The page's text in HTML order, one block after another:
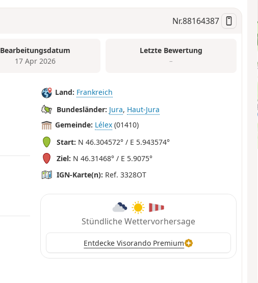
Nr.88164387
Bearbeitungsdatum
17 Apr 2026
Letzte Bewertung
–
Land: Frankreich
Bundesländer: Jura, Haut-Jura
Gemeinde: Lélex (01410)
Start: N 46.304572° / E 5.943574°
Ziel: N 46.31468° / E 5.9075°
IGN-Karte(n): Ref. 3328OT
Stündliche Wettervorhersage
Entdecke Visorando Premium